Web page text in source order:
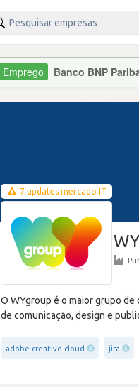
Banco BNP
7 updates mercado IT
O WYgroup é o maior grupo
de comunicação, design e
adobe-creative-cloud jira